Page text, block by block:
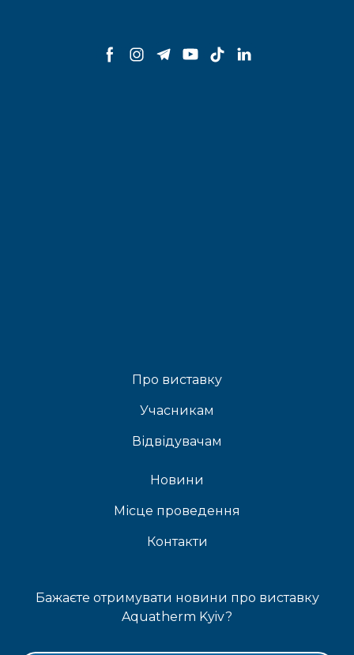
Про виставку
Учасникам
Відвідувачам
Новини
Місце проведення
Контакти
Бажаєте отримувати новини про виставку
Aquatherm Kyiv?